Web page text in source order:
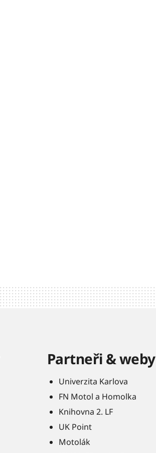
Partneři & weby
Univerzita Karlova
FN Motol a Homolka
Knihovna 2. LF
UK Point
Motolák